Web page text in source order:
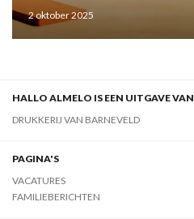
2 oktober 2025
HALLO ALMELO IS EEN UITGAVE VAN
DRUKKERIJ VAN BARNEVELD
PAGINA'S
VACATURES
FAMILIEBERICHTEN